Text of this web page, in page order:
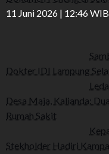
11 Juni 2026 | 12:46 WIB
Dokter IDI Lampung
Desa Maja, Kalianda:
Rumah Sakit
Stekholder Hadiri